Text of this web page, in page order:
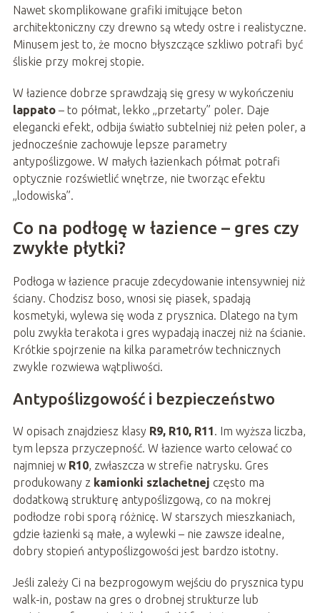
Nawet skomplikowane grafiki imitujące beton
architektoniczny czy drewno są wtedy ostre i realistyczne.
Minusem jest to, że mocno błyszczące szkliwo potrafi być
śliskie przy mokrej stopie.
W łazience dobrze sprawdzają się gresy w wykończeniu
lappato– to półmat, lekko „przetarty” poler. Daje
elegancki efekt, odbija światło subtelniej niż pełen poler, a
jednocześnie zachowuje lepsze parametry
antypoślizgowe. W małych łazienkach półmat potrafi
optycznie rozświetlić wnętrze, nie tworząc efektu
„lodowiska”.
Co na podłogę w łazience – gres czy
zwykłe płytki?
Podłoga w łazience pracuje zdecydowanie intensywniej niż
ściany. Chodzisz boso, wnosi się piasek, spadają
kosmetyki, wylewa się woda z prysznica. Dlatego na tym
polu zwykła terakota i gres wypadają inaczej niż na ścianie.
Krótkie spojrzenie na kilka parametrów technicznych
zwykle rozwiewa wątpliwości.
Antypoślizgowość i bezpieczeństwo
W opisach znajdziesz klasy R9, R10, R11. Im wyższa liczba,
tym lepsza przyczepność. W łazience warto celować co
najmniej w R10, zwłaszcza w strefie natrysku. Gres
produkowany z kamionki szlachetnej często ma
dodatkową strukturę antypoślizgową, co na mokrej
podłodze robi sporą różnicę. W starszych mieszkaniach,
gdzie łazienki są małe, a wylewki – nie zawsze idealne,
dobry stopień antypoślizgowości jest bardzo istotny.
Jeśli zależy Ci na bezprogowym wejściu do prysznica typu
walk-in, postaw na gres o drobnej strukturze lub